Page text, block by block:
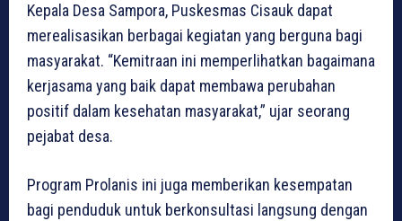
Kepala Desa Sampora, Puskesmas Cisauk dapat
merealisasikan berbagai kegiatan yang berguna bagi
masyarakat. “Kemitraan ini memperlihatkan bagaimana
kerjasama yang baik dapat membawa perubahan
positif dalam kesehatan masyarakat,” ujar seorang
pejabat desa.
Program Prolanis ini juga memberikan kesempatan
bagi penduduk untuk berkonsultasi langsung dengan